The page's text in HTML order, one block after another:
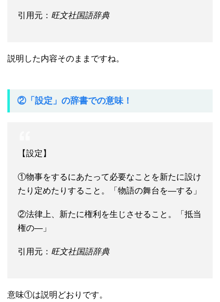
引用元： 旺文社国語辞典
説明した内容そのままですね。
②「設定」の辞書での意味！
【設定】
①物事をするにあたって必要なことを新たに設け
たり定めたりすること。「物語の舞台を―する」
②法律上、新たに権利を生じさせること。「抵当
権の―」
引用元： 旺文社国語辞典
意味①は説明どおりです。